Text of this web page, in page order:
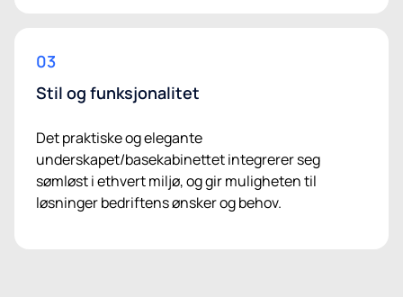
03
Stil og funksjonalitet
Det praktiske og elegante
underskapet/basekabinettet integrerer seg
sømløst i ethvert miljø, og gir muligheten til
løsninger bedriftens ønsker og behov.